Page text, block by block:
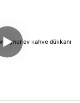
yaşam alanları